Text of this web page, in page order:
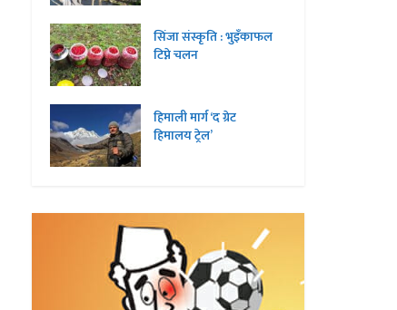
सिंजा संस्कृति : भुइँकाफल
टिप्ने चलन
हिमाली मार्ग ‘द ग्रेट
हिमालय ट्रेल’